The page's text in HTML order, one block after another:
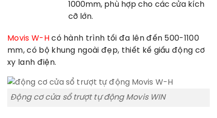
1000mm, phù hợp cho các cửa kích
cỡ lớn.
Movis W-H có hành trình tối đa lên đến 500-1100
mm, có bộ khung ngoài đẹp, thiết kế giấu động cơ
xy lanh điện.
Động cơ cửa sổ trượt tự động Movis WIN